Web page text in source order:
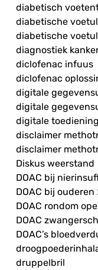
diabetisch
diabetische
diabetische
diagnostiek
diclofenac infuus
diclofenac
digitale
digitale
digitale
disclaimer
disclaimer
Diskus weerstand
DOAC bij
DOAC bij ouderen
DOAC rondom
DOAC
DOAC’s
druppelbril